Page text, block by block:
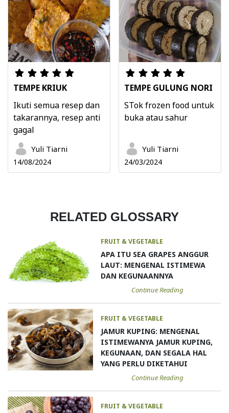
TEMPE KRIUK
Ikuti semua resep dan
takarannya, resep anti
gagal
Yuli Tiarni
14/08/2024
TEMPE GULUNG NORI
STok frozen food untuk
buka atau sahur
Yuli Tiarni
24/03/2024
RELATED GLOSSARY
FRUIT & VEGETABLE
APA ITU SEA GRAPES ANGGUR
LAUT: MENGENAL ISTIMEWA
DAN KEGUNAANNYA
Continue Reading
FRUIT & VEGETABLE
JAMUR KUPING: MENGENAL
ISTIMEWANYA JAMUR KUPING,
KEGUNAAN, DAN SEGALA HAL
YANG PERLU DIKETAHUI
Continue Reading
FRUIT & VEGETABLE